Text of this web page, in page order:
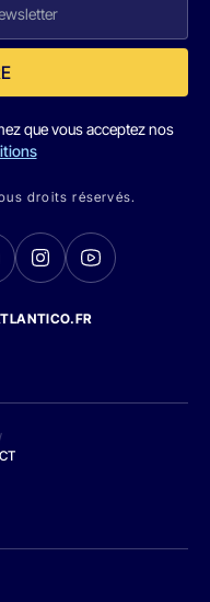
que vous acceptez nos
droits réservés.
/